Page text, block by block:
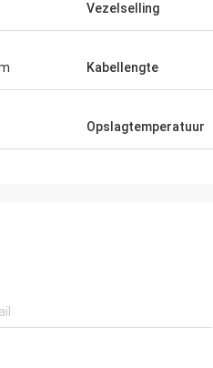
Vezelselling
Kabellengte
Opslagtemperatuur